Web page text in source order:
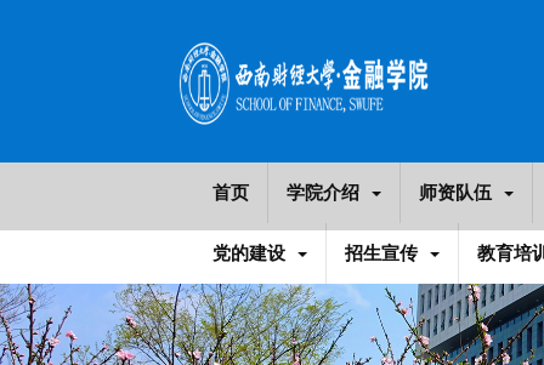
首页 学院介绍 师资队伍
党的建设 招生宣传 教育培